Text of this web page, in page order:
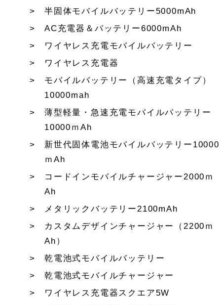
半固体モバイルバッテリー5000mAh
AC充電器＆バッテリー6000mAh
ワイヤレス充電モバイルバッテリー
ワイヤレス充電器
モバイルバッテリー（高速充電タイプ）
10000mah
薄型軽量・急速充電モバイルバッテリー
10000ｍAh
新世代固体電池モバイルバッテリー10000
ｍAh
コードインモバイルチャージャー2000ｍ
Ah
メタリックバッテリー2100mAh
カスタムデザインチャージャー（2200ｍ
Ah）
乾電池式モバイルバッテリー
乾電池式モバイルチャージャー
ワイヤレス充電器スクエア5W